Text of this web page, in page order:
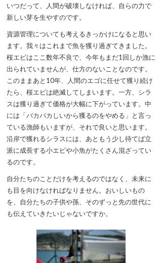
いつだって、人間が破壊しなければ、自らの力で
新しい芽を生やすのです。
資源管理についても考えるきっかけになると思い
ます。我々はこれまで魚を獲り過ぎてきました。
桜エビはここ数年不良で、今年もまだ1回しか漁に
出られていませんが、仕方のないことなのです。
このままあと10年、人間のエゴに任せて獲り続け
たら、桜エビは絶滅してしまいます。一方、シラ
スは獲り過ぎて価格が大幅に下がっています。中
には「バカバカしいから獲るのをやめる」と言っ
ている漁師もいますが、それで良いと思います。
沿岸で獲れるシラスには、あともう少し待てば立
派に成長する小エビや小魚がたくさん混ざってい
るのです。
自分たちのことだけを考えるのではなく、未来に
も目を向けなければなりません。おいしいもの
を、自分たちの子供や孫、そのずっと先の世代に
も伝えていきたいじゃないですか。